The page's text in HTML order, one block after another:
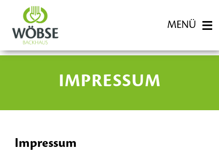
springen
MENÜ
BACKWAREN
IMPRESSUM
Impressum